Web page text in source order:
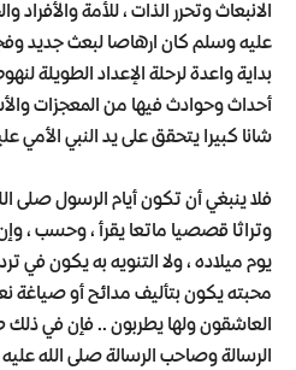
الانبعاث وتحرر الذات ، للأمة
عليه وسلم كان ارهاصا لبعث جديد
بداية واعدة لرحلة الإعداد الطويلة
أحداث وحوادث فيها من المعجزات
شانا كبيرا يتحقق على يد النبي الأمي
فلا ينبغي أن تكون أيام الرسول صلى
وتراثا قصصيا ماتعا يقرأ ، وحسب ،
يوم ميلاده ، ولا التنويه به يكون في
محبته يكون بتأليف مدائح أو صياغة
العاشقون ولها يطربون .. فإن في ذلك
الرسالة وصاحب الرسالة صلى الله